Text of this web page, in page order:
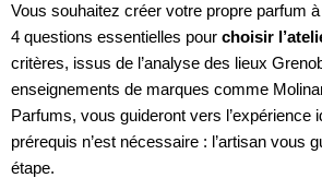
Vous souhaitez créer votre propre parfum
4 questions essentielles pour choisir
critères, issus de l’analyse des lieux
enseignements de marques comme
Parfums, vous guideront vers l’expérience
prérequis n’est nécessaire : l’artisan vous
étape.